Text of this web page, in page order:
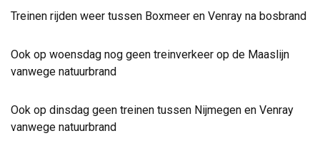
Treinen rijden weer tussen Boxmeer en Venray na bosbrand
Ook op woensdag nog geen treinverkeer op de Maaslijn
vanwege natuurbrand
Ook op dinsdag geen treinen tussen Nijmegen en Venray
vanwege natuurbrand